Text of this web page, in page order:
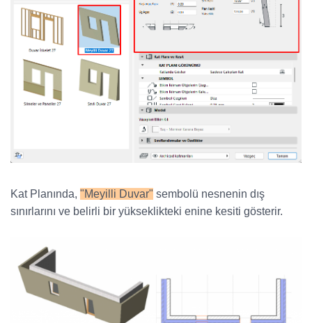
Kat Planında, "Meyilli Duvar" sembolü nesnenin dış
sınırlarını ve belirli bir yükseklikteki enine kesiti gösterir.